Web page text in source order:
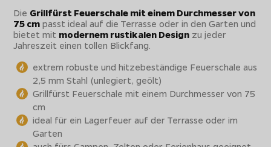
Die Grillfürst Feuerschale mit einem Durchmesser von
75 cm passt ideal auf die Terrasse oder in den Garten und
bietet mit modernem rustikalen Design zu jeder
Jahreszeit einen tollen Blickfang.
extrem robuste und hitzebeständige Feuerschale aus
2,5 mm Stahl (unlegiert, geölt)
Grillfürst Feuerschale mit einem Durchmesser von 75
cm
ideal für ein Lagerfeuer auf der Terrasse oder im
Garten